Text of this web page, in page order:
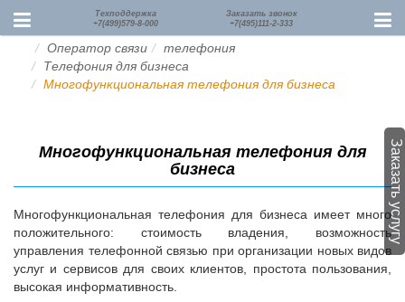
Заказать услугу
Техподдержка
+7(499)579-8-000
Заказать звонок
+7(495)111-2-333
Оператор связи
телефония
Телефония для бизнеса
Многофункциональная телефония для бизнеса
Многофункциональная телефония для
бизнеса
Многофункциональная телефония для бизнеса имеет много
положительного: стоимость владения, возможность
управления телефонной связью при организации новых видов
услуг и сервисов для своих клиентов, простота пользования,
высокая информативность.